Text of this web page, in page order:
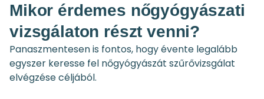
Mikor érdemes nőgyógyászati
vizsgálaton részt venni?
Panaszmentesen is fontos, hogy évente legalább
egyszer keresse fel nőgyógyászát szűrővizsgálat
elvégzése céljából.